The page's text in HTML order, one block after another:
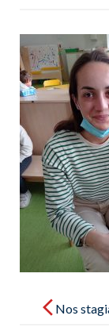
navigation
Nos